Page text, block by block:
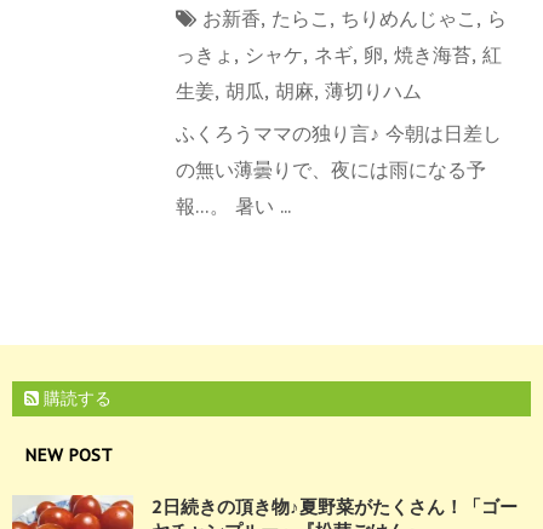
お新香, たらこ , ちりめんじゃこ , ら
っきょ , シャケ, ネギ, 卵, 焼き海苔, 紅
生姜, 胡瓜, 胡麻, 薄切りハム
ふくろうママの独り言♪ 今朝は日差し
の無い薄曇りで、夜には雨になる予
報…。 暑い ...
購読する
NEW POST
2日続きの頂き物♪夏野菜がたくさん！「ゴー